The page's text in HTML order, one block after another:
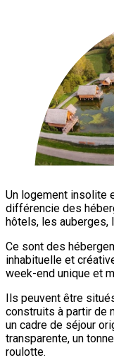
Un logement insolite
différencie des
hôtels, les auberges,
Ce sont des
inhabituelle et
week-end unique et
Ils peuvent être
construits à partir de
un cadre de séjour
transparente, un
roulotte.